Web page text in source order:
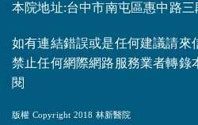
本院地址:台中市南屯區惠中路三
如有連結錯誤或是任何建議請來
禁止任何網際網路服務業者轉錄
閱
版權 Copyright 2018 林新醫院